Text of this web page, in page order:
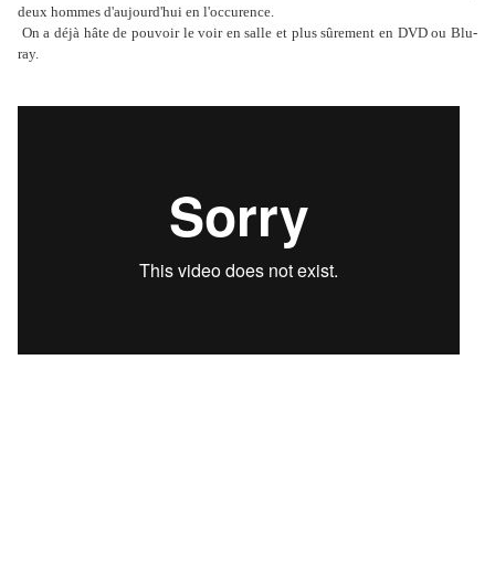
deux hommes d'aujourd'hui en l'occurence.
On a déjà hâte de pouvoir le voir en salle et plus sûrement en DVD ou Blu-
ray.